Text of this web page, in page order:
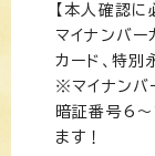
【本人確認
マイナンバー
カード、特別
※マイナンバ
暗証番号6
ます！